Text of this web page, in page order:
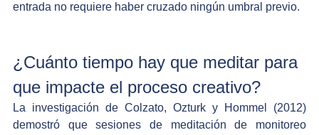
entrada no requiere haber cruzado ningún umbral previo.
¿Cuánto tiempo hay que meditar para
que impacte el proceso creativo?
La investigación de Colzato, Ozturk y Hommel (2012)
demostró que sesiones de meditación de monitoreo